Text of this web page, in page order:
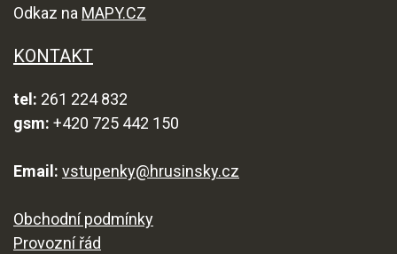
Odkaz na MAPY.CZ
KONTAKT
tel: 261 224 832
gsm: +420 725 442 150
Email: vstupenky@hrusinsky.cz
Obchodní podmínky
Provozní řád